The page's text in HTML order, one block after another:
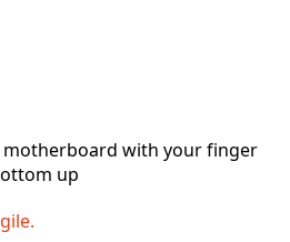
motherboard with your finger
up